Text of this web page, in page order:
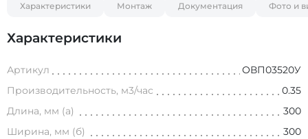
Характеристики Монтаж Документация Фото и
Характеристики
Артикул
ОВП03520У
Производительность, м3/час
0.35
Длина, мм (а)
300
Ширина, мм (б)
300